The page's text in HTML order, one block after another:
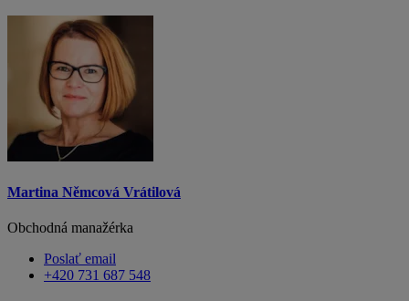
Martina Němcová Vrátilová
Obchodná manažérka
Poslať email
+420 731 687 548